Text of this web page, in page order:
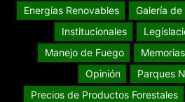
Energías Renovables
Galería
Institucionales
Manejo de Fuego
Opinión
Parques
Precios de Productos Forestales